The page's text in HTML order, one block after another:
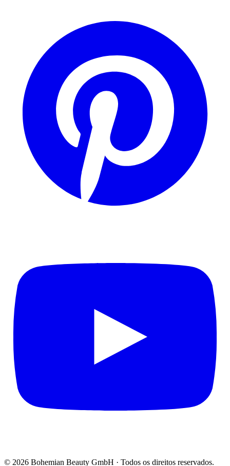
© 2026 Bohemian Beauty GmbH · Todos os direitos reservados.